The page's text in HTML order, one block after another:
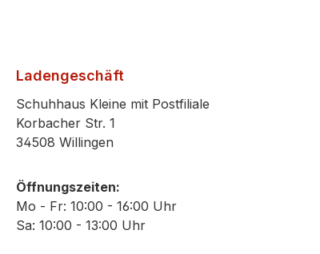
Ladengeschäft
Schuhhaus Kleine mit Postfiliale
Korbacher Str. 1
34508 Willingen
Öffnungszeiten:
Mo - Fr: 10:00 - 16:00 Uhr
Sa: 10:00 - 13:00 Uhr